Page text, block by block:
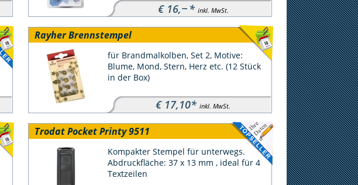
€ 16,−−* inkl. MwSt.
Rayher Brennstempel
für Brandmalkolben, Set 2, Motive:
Blume, Mond, Stern, Herz etc. (12 Stück
in der Box)
€ 17,10* inkl. MwSt.
Trodat Pocket Printy 9511
Kompakter Stempel für unterwegs.
Abdruckfläche: 37 x 13 mm , ideal für 4
Textzeilen